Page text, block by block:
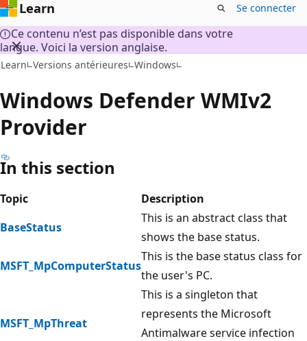
Learn Se connecter
Ce contenu n’est pas disponible dans votre
langue. Voici la version anglaise.
Learn Versions antérieures Windows
Windows Defender WMIv2
Provider
In this section
Topic
Description
BaseStatus
This is an abstract class that
shows the base status.
MSFT_MpComputerStatus
This is the base status class for
the user's PC.
MSFT_MpThreat
This is a singleton that
represents the Microsoft
Antimalware service infection